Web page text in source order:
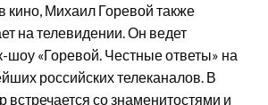
кино, Михаил Горевой также
на телевидении. Он ведет
шоу «Горевой. Честные ответы» на
российских телеканалов. В
встречается со знаменитостями и